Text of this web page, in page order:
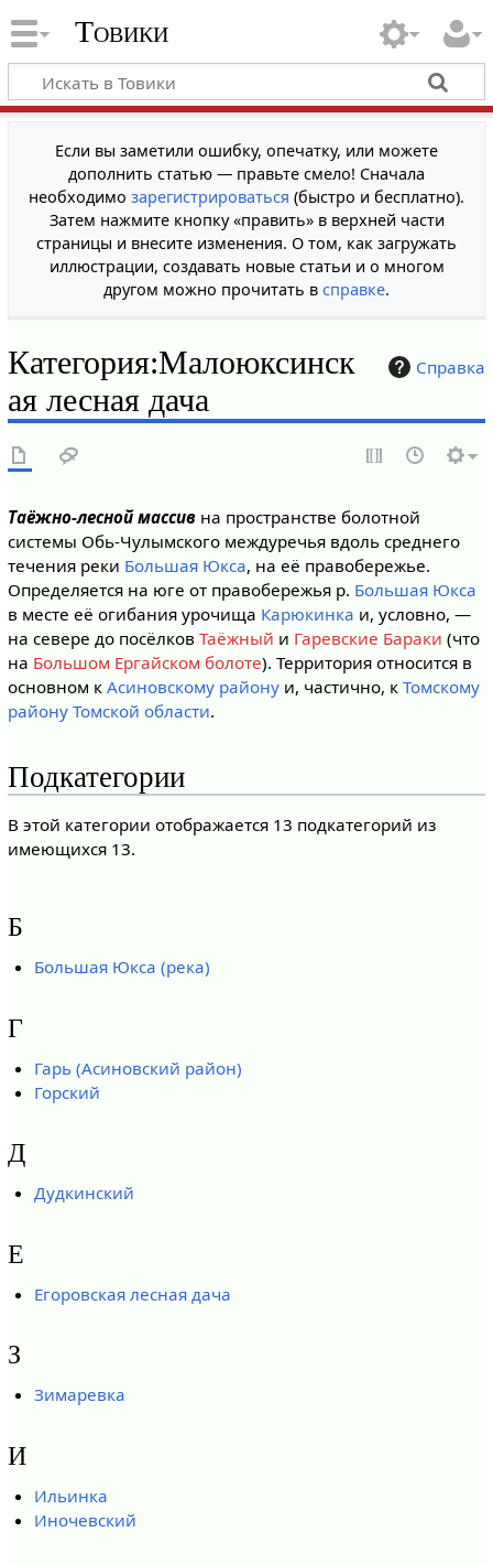
Товики
Если вы заметили ошибку, опечатку, или можете
дополнить статью — правьте смело! Сначала
необходимо зарегистрироваться (быстро и бесплатно).
Затем нажмите кнопку «править» в верхней части
страницы и внесите изменения. О том, как загружать
иллюстрации, создавать новые статьи и о многом
другом можно прочитать в справке.
Справка
Категория:Малоюксинск
ая лесная дача
Таёжно-лесной массивна пространстве болотной
системы Обь-Чулымского междуречья вдоль среднего
течения реки Большая Юкса, на её правобережье.
Определяется на юге от правобережья р. Большая Юкса
в месте её огибания урочища Карюкинка и, условно, —
на севере до посёлков Таёжный и Гаревские Бараки (что
на Большом Ергайском болоте). Территория относится в
основном к Асиновскому районуи, частично, к Томскому
району Томской области.
Подкатегории
В этой категории отображается 13 подкатегорий из
имеющихся 13.
Б
Большая Юкса (река)
Г
Гарь (Асиновский район)
Горский
Д
Дудкинский
Е
Егоровская лесная дача
З
Зимаревка
И
Ильинка
Иночевский